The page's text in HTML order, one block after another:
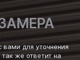
для уточнения
же ответит на